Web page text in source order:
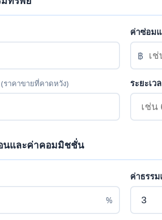
ค่าซ่อม
฿
(ราคาขายที่คาดหวัง) ระยะเว
นและค่าคอมมิชชั่น
%
ค่าธรร